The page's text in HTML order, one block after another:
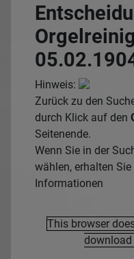
Hinweis:
Zurück zu den
durch Klick auf den
Seitenende.
Wenn Sie in der
wählen, erhalten
Informationen
This browser
download